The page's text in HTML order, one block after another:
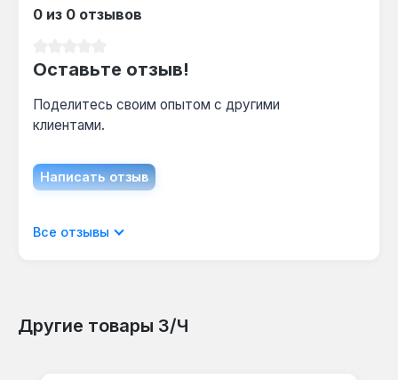
0 из 0 отзывов
Оставьте отзыв!
Поделитесь своим опытом с другими
клиентами.
Написать отзыв
Отображать отзывы только на текущем
Все отзывы
Другие товары З/Ч